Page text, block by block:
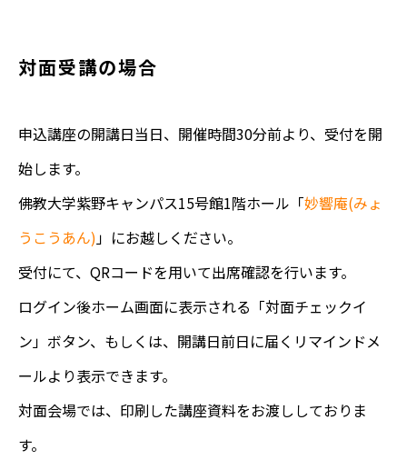
対面受講の場合
申込講座の開講日当日、開催時間30分前より、受付を開
始します。
佛教大学紫野キャンパス15号館1階ホール「妙響庵(みょ
うこうあん)」にお越しください。
受付にて、QRコードを用いて出席確認を行います。
ログイン後ホーム画面に表示される「対面チェックイ
ン」ボタン、もしくは、開講日前日に届くリマインドメ
ールより表示できます。
対面会場では、印刷した講座資料をお渡ししておりま
す。